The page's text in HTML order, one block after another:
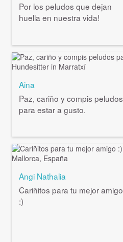
Por los peludos que dejan
huella en nuestra vida!
Aina
Paz, cariño y compis peludos
para estar a gusto.
Angi Nathalia
Cariñitos para tu mejor amigo
:)